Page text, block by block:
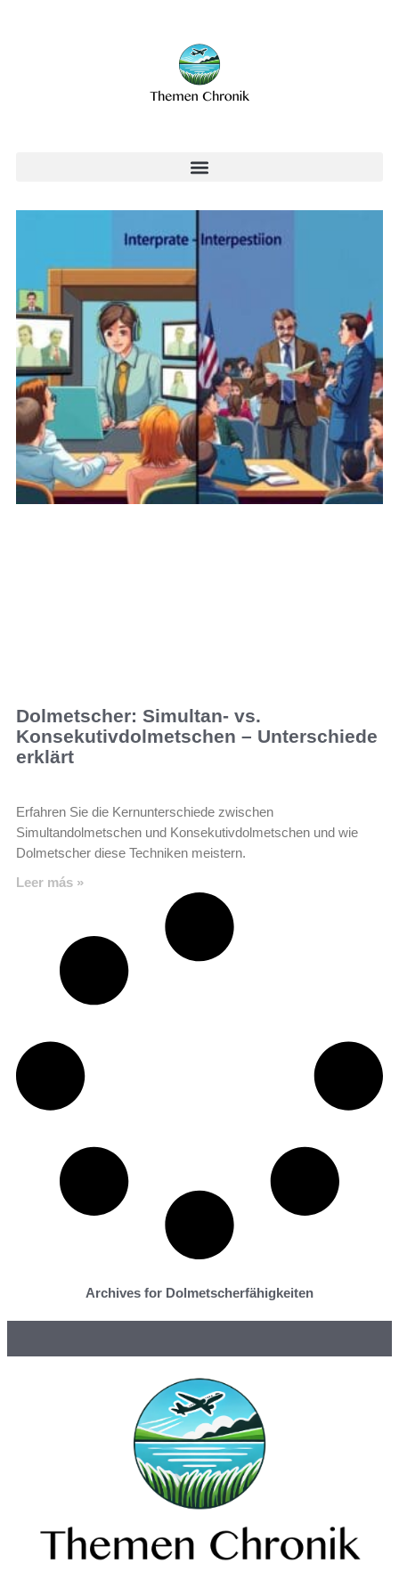
Dolmetscher: Simultan- vs.
Konsekutivdolmetschen – Unterschiede
erklärt
Erfahren Sie die Kernunterschiede zwischen
Simultandolmetschen und Konsekutivdolmetschen und wie
Dolmetscher diese Techniken meistern.
Leer más »
Archives for Dolmetscherfähigkeiten